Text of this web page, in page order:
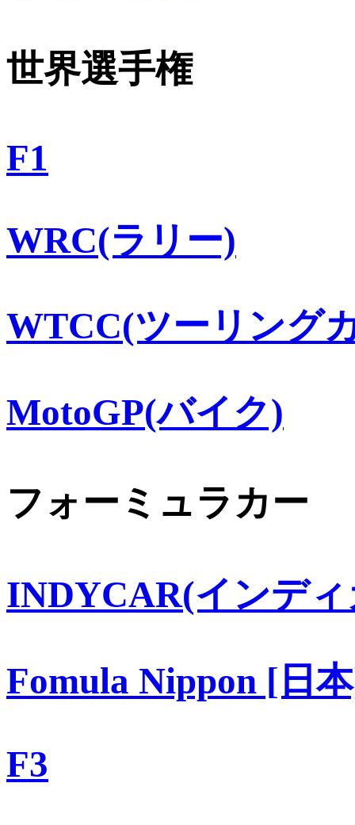
世界選手権
F1
WRC(ラリー)
WTCC(ツーリング
MotoGP(バイク)
フォーミュラカー
INDYCAR(インデ
Fomula Nippon [日
F3